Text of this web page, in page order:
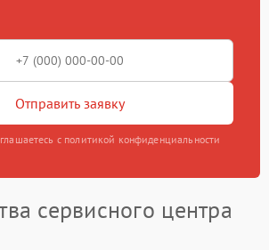
Отправить заявку
с политикой конфиденциальности
сервисного центра